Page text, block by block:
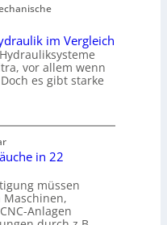
im Vergleich
vor allem wenn
es gibt starke
in 22
müssen
Maschinen,
Anlagen